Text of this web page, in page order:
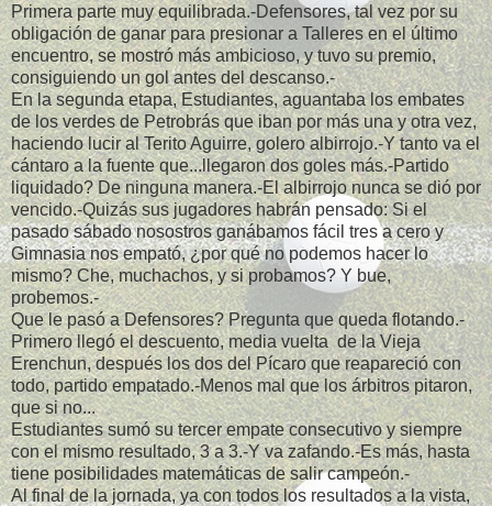
Primera parte muy equilibrada.-Defensores, tal vez por su
obligación de ganar para presionar a Talleres en el último
encuentro, se mostró más ambicioso, y tuvo su premio,
consiguiendo un gol antes del descanso.-
En la segunda etapa, Estudiantes, aguantaba los embates
de los verdes de Petrobrás que iban por más una y otra vez,
haciendo lucir al Terito Aguirre, golero albirrojo.-Y tanto va el
cántaro a la fuente que...llegaron dos goles más.-Partido
liquidado? De ninguna manera.-El albirrojo nunca se dió por
vencido.-Quizás sus jugadores habrán pensado: Si el
pasado sábado nosostros ganábamos fácil tres a cero y
Gimnasia nos empató, ¿por qué no podemos hacer lo
mismo? Che, muchachos, y si probamos? Y bue,
probemos.-
Que le pasó a Defensores? Pregunta que queda flotando.-
Primero llegó el descuento, media vuelta de la Vieja
Erenchun, después los dos del Pícaro que reapareció con
todo, partido empatado.-Menos mal que los árbitros pitaron,
que si no...
Estudiantes sumó su tercer empate consecutivo y siempre
con el mismo resultado, 3 a 3.-Y va zafando.-Es más, hasta
tiene posibilidades matemáticas de salir campeón.-
Al final de la jornada, ya con todos los resultados a la vista,